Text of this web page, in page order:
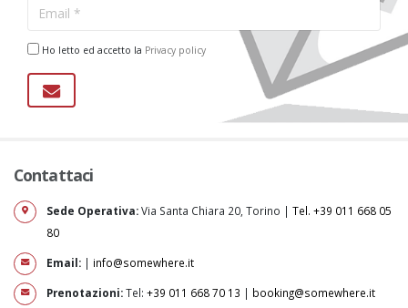
Ho letto ed accetto la Privacy policy
Contattaci
Sede Operativa:Via Santa Chiara 20, Torino | Tel. +39 011 668 05
80
Email: | info@somewhere.it
Prenotazioni:Tel: +39 011 668 70 13 | booking@somewhere.it